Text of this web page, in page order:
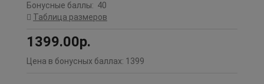
Бонусные баллы: 40
Таблица размеров
1399.00р.
Цена в бонусных баллах: 1399